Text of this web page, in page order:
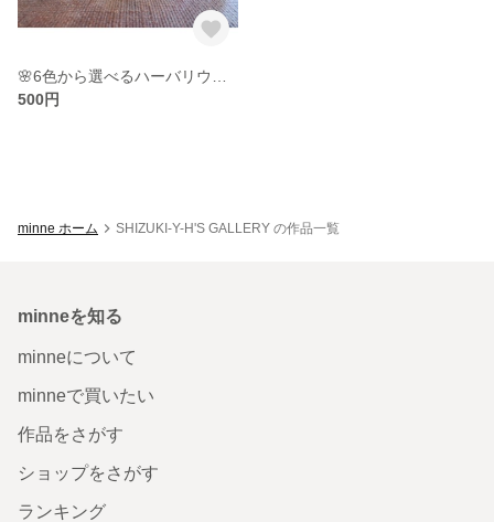
500円
minne ホーム SHIZUKI-Y-H'S GALLERY の作品一覧
minneを知る
minneについて
minneで買いたい
作品をさがす
ショップをさがす
ランキング